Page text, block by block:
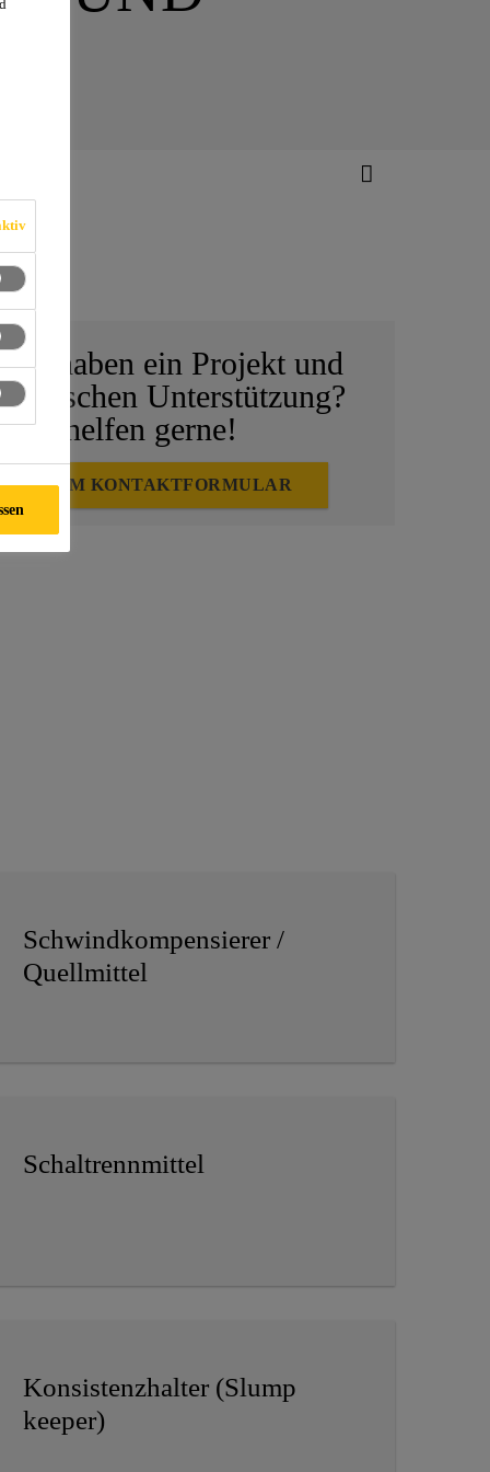
Sie haben ein Projekt und
wünschen Unterstützung?
Wir helfen gerne!
ZUM KONTAKTFORMULAR
Schwindkompensierer /
Quellmittel
Schaltrennmittel
Konsistenzhalter (Slump
keeper)